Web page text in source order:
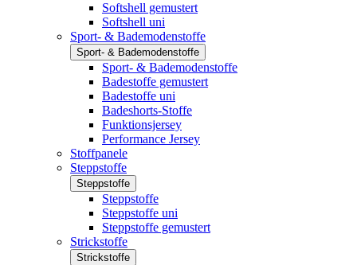
Softshell gemustert
Softshell uni
Sport- & Bademodenstoffe
Sport- & Bademodenstoffe
Sport- & Bademodenstoffe
Badestoffe gemustert
Badestoffe uni
Badeshorts-Stoffe
Funktionsjersey
Performance Jersey
Stoffpanele
Steppstoffe
Steppstoffe
Steppstoffe
Steppstoffe uni
Steppstoffe gemustert
Strickstoffe
Strickstoffe